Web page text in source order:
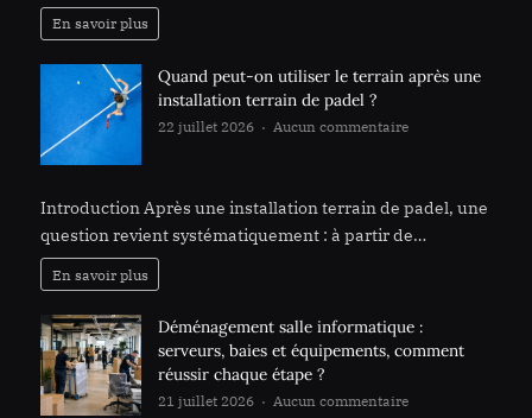
En savoir plus
Quand peut-on utiliser le terrain après une
installation terrain de padel ?
22 juillet 2026 Aucun commentairesur Quand
Introduction Après une installation terrain de padel, une
question revient systématiquement : à partir de…
En savoir plus
Déménagement salle informatique :
serveurs, baies et équipements, comment
réussir chaque étape ?
21 juillet 2026 Aucun commentairesur